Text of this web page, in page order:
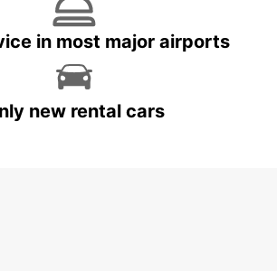
in most major airports
new rental cars